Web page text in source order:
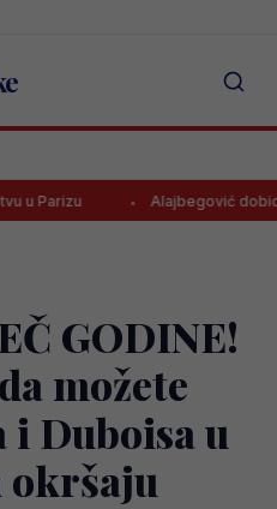
Alajbegović dobio broj u
GODINE!
možete
Duboisa u